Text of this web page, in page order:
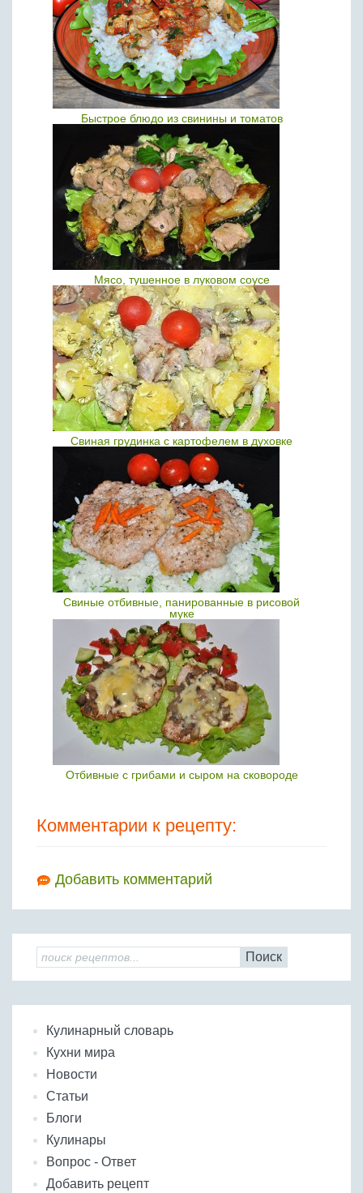
Быстрое блюдо из свинины и томатов
Мясо, тушенное в луковом соусе
Свиная грудинка с картофелем в духовке
Свиные отбивные, панированные в рисовой
муке
Отбивные с грибами и сыром на сковороде
Комментарии к рецепту:
Добавить комментарий
Поиск
Кулинарный словарь
Кухни мира
Новости
Статьи
Блоги
Кулинары
Вопрос - Ответ
Добавить рецепт